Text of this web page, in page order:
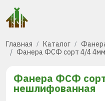
Главная Каталог
Фанера ФСФ сорт 4/4
Фанера ФСФ
нешлифованная